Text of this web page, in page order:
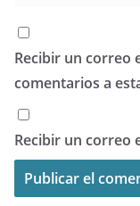
Recibir un correo
comentarios a
Recibir un correo